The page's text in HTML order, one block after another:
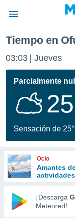
de
ha
que se
calidad.
a este
las
y
forma
digital
basada
Tiempo en
03:03 Jueves
Parcialmente
Sensación de 25°
Ocio
Amantes
¡Descarga
Meteored!